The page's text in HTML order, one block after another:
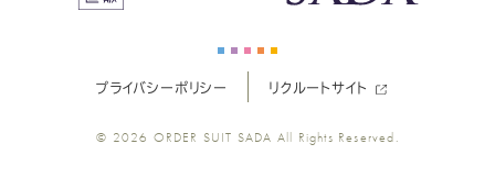
ツ
ー
ー
ツ
ツ
ツ
プライバシーポリシー リクルートサイト
© 2026 ORDER SUIT SADA All Rights Reserved.